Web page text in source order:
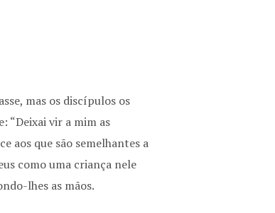
mas os discípulos os
“Deixai vir a mim as
aos que são semelhantes a
como uma criança nele
lhes as mãos.